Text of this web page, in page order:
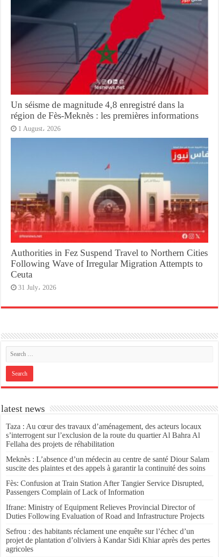
Un séisme de magnitude 4,8 enregistré dans la
région de Fès-Meknès : les premières informations
1 August، 2026
Authorities in Fez Suspend Travel to Northern Cities
Following Wave of Irregular Migration Attempts to
Ceuta
31 July، 2026
latest news
Taza : Au cœur des travaux d’aménagement, des acteurs locaux
s’interrogent sur l’exclusion de la route du quartier Al Bahra Al
Fellaha des projets de réhabilitation
Meknès : L’absence d’un médecin au centre de santé Diour Salam
suscite des plaintes et des appels à garantir la continuité des soins
Fès: Confusion at Train Station After Tangier Service Disrupted,
Passengers Complain of Lack of Information
Ifrane: Ministry of Equipment Relieves Provincial Director of
Duties Following Evaluation of Road and Infrastructure Projects
Sefrou : des habitants réclament une enquête sur l’échec d’un
projet de plantation d’oliviers à Kandar Sidi Khiar après des pertes
agricoles